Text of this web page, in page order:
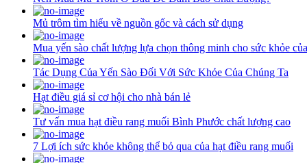
Mủ trôm tìm hiểu về nguồn gốc và cách sử dụng
Mua yến sào chất lượng lựa chọn thông minh cho sức khỏe
Tác Dụng Của Yến Sào Đối Với Sức Khỏe Của Chúng Ta
Hạt điều giá sỉ cơ hội cho nhà bán lẻ
Tư vấn mua hạt điều rang muối Bình Phước chất lượng cao
7 Lợi ích sức khỏe không thể bỏ qua của hạt điều rang muối